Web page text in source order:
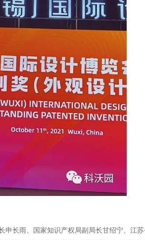
长雨、国家知识产权局副局长甘绍宁、江苏